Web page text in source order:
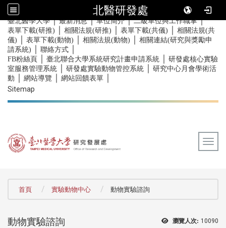
北醫研發處
::: 臺北醫學大學｜最新消息｜單位簡介｜二級單位與工作職掌｜
表單下載(研推) 相關法規(研推) 表單下載(共儀)
相關法規(共
儀)
表單下載(動物) 相關法規(動物)
相關連結(研究與獎勵申
請系統)
聯絡方式
FB粉絲頁 臺北聯合大學系統研究計畫申請系統
研發處核心實驗
室服務管理系統
研發處實驗動物管控系統
研究中心月會學術活
動
網站導覽 網站回饋表單
Sitemap
首頁 實驗動物中心 動物實驗諮詢
瀏覽人次: 10090
動物實驗諮詢